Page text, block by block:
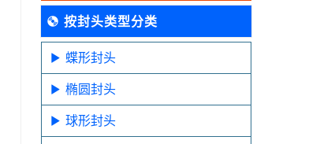
按封头类型分类
蝶形封头
椭圆封头
球形封头